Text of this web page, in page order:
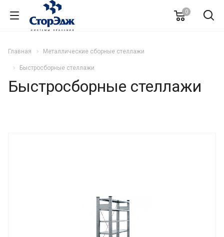
0
Главная Металлические сборные стеллажи
Быстросборные стеллажи
Быстросборные стеллажи